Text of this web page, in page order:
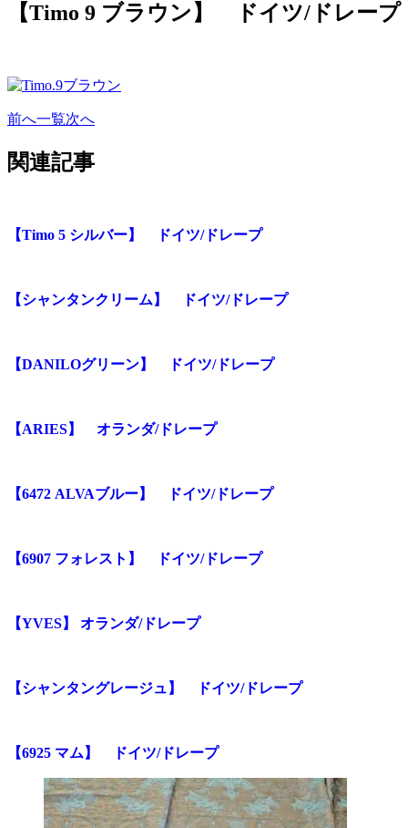
【Timo 9 ブラウン】 ドイツ/ドレープ
前へ一覧次へ
関連記事
【Timo 5 シルバー】 ドイツ/ドレープ
【シャンタンクリーム】 ドイツ/ドレープ
【DANILOグリーン】 ドイツ/ドレープ
【ARIES】 オランダ/ドレープ
【6472 ALVAブルー】 ドイツ/ドレープ
【6907 フォレスト】 ドイツ/ドレープ
【YVES】 オランダ/ドレープ
【シャンタングレージュ】 ドイツ/ドレープ
【6925 マム】 ドイツ/ドレープ